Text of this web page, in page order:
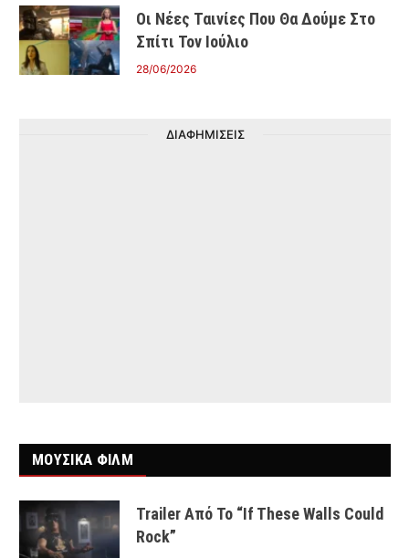
Οι Νέες Ταινίες Που Θα Δούμε Στο
Σπίτι Τον Ιούλιο
28/06/2026
ΔΙΑΦΗΜΙΣΕΙΣ
ΜΟΥΣΙΚΑ ΦΙΛΜ
Trailer Από Το “If These Walls Could
Rock”